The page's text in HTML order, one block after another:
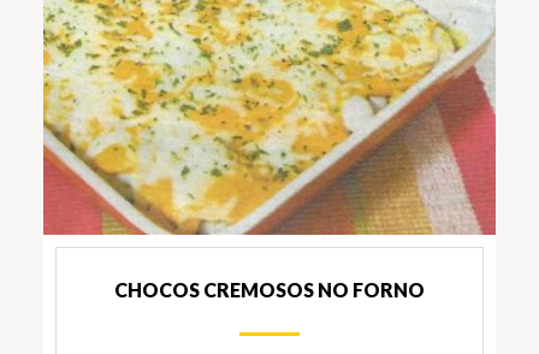
CHOCOS CREMOSOS NO FORNO